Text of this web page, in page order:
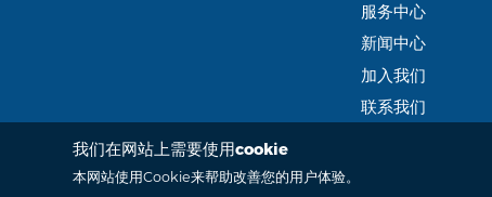
我们在网站上需要使用cookie
本网站使用Cookie来帮助改善您的用户体验。
服务中心
新闻中心
加入我们
联系我们
Copyright Copyright © 2015-2035 Senova Technology Co. Ltd.